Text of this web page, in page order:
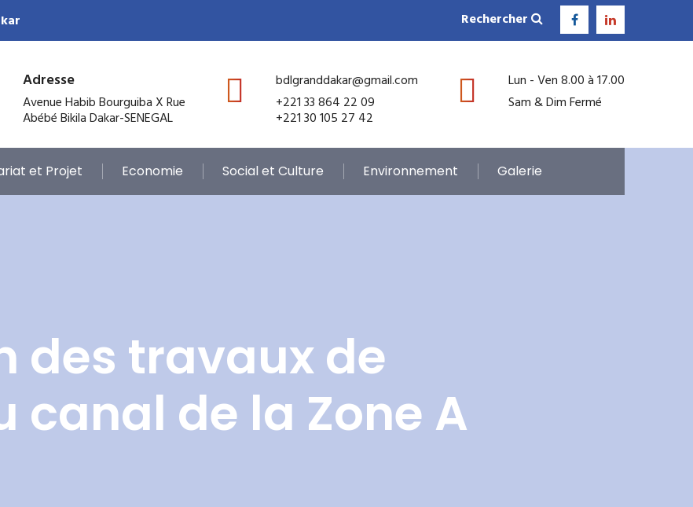
Rechercher
Adresse
Avenue Habib Bourguiba X Rue
Abébé Bikila Dakar-SENEGAL
bdlgranddakar@gmail.com
+221 33 864 22 09
+221 30 105 27 42
Lun - Ven 8.00 à 17.00
Sam & Dim Fermé
et Projet Economie Social et Culture Environnement Galerie
des travaux de
canal de la Zone A